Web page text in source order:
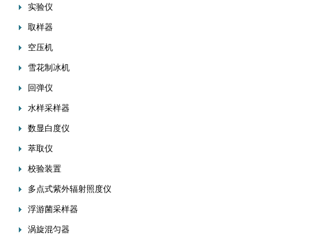
实验仪
取样器
空压机
雪花制冰机
回弹仪
水样采样器
数显白度仪
萃取仪
校验装置
多点式紫外辐射照度仪
浮游菌采样器
涡旋混匀器